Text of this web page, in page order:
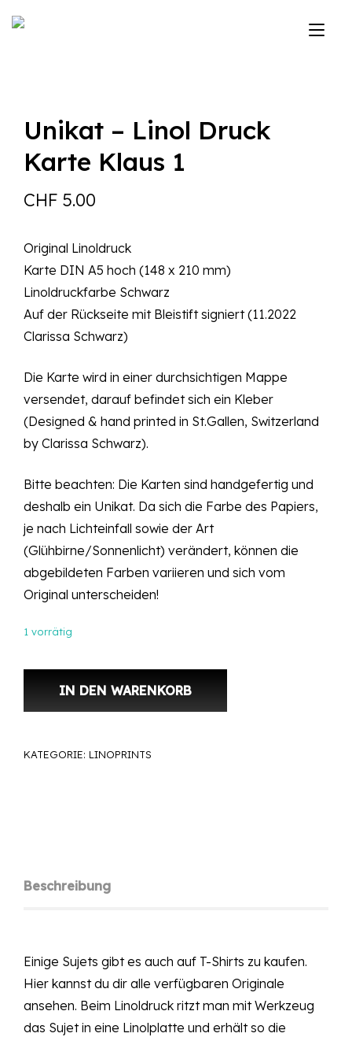
Inhalt
Unikat – Linol Druck
Karte Klaus 1
CHF 5.00
Original Linoldruck
Karte DIN A5 hoch (148 x 210 mm)
Linoldruckfarbe Schwarz
Auf der Rückseite mit Bleistift signiert (11.2022
Clarissa Schwarz)
Die Karte wird in einer durchsichtigen Mappe
versendet, darauf befindet sich ein Kleber
(Designed & hand printed in St.Gallen, Switzerland
by Clarissa Schwarz).
Bitte beachten: Die Karten sind handgefertig und
deshalb ein Unikat. Da sich die Farbe des Papiers,
je nach Lichteinfall sowie der Art
(Glühbirne/Sonnenlicht) verändert, können die
abgebildeten Farben variieren und sich vom
Original unterscheiden!
1 vorrätig
IN DEN WARENKORB
KATEGORIE: LINOPRINTS
Beschreibung
Einige Sujets gibt es auch auf T-Shirts zu kaufen.
Hier kannst du dir alle verfügbaren Originale
ansehen. Beim Linoldruck ritzt man mit Werkzeug
das Sujet in eine Linolplatte und erhält so die